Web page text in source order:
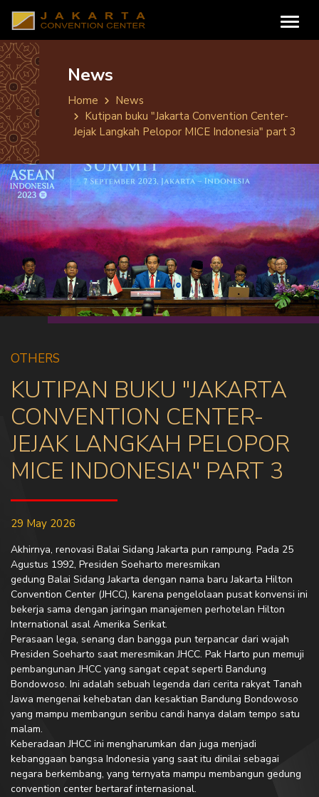
News
Home
News
Kutipan buku "Jakarta Convention Center-
Jejak Langkah Pelopor MICE Indonesia" part 3
OTHERS
KUTIPAN BUKU "JAKARTA
CONVENTION CENTER-
JEJAK LANGKAH PELOPOR
MICE INDONESIA" PART 3
29 May 2026
Akhirnya, renovasi Balai Sidang Jakarta pun rampung. Pada 25
Agustus 1992, Presiden Soeharto meresmikan
gedung Balai Sidang Jakarta dengan nama baru Jakarta Hilton
Convention Center (JHCC), karena pengelolaan pusat konvensi ini
bekerja sama dengan jaringan manajemen perhotelan Hilton
International asal Amerika Serikat.
Perasaan lega, senang dan bangga pun terpancar dari wajah
Presiden Soeharto saat meresmikan JHCC. Pak Harto pun memuji
pembangunan JHCC yang sangat cepat seperti Bandung
Bondowoso. Ini adalah sebuah legenda dari cerita rakyat Tanah
Jawa mengenai kehebatan dan kesaktian Bandung Bondowoso
yang mampu membangun seribu candi hanya dalam tempo satu
malam.
Keberadaan JHCC ini mengharumkan dan juga menjadi
kebanggaan bangsa Indonesia yang saat itu dinilai sebagai
negara berkembang, yang ternyata mampu membangun gedung
convention center bertaraf internasional.